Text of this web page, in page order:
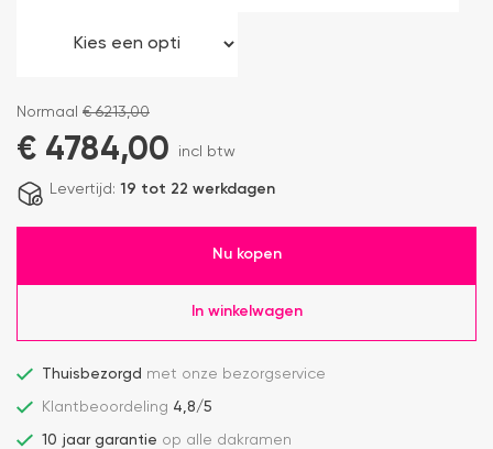
Normaal €6213,00
€ 4784,00 incl btw
Levertijd: 19 tot 22 werkdagen
Nu kopen
In winkelwagen
Thuisbezorgd met onze bezorgservice
Klantbeoordeling 4,8/5
10 jaar garantie op alle dakramen